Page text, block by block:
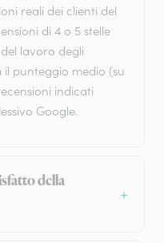
reali dei clienti del
di 4 o 5 stelle
lavoro degli
punteggio medio (su
indicati
Google.
della